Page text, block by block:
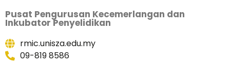
Pusat Pengurusan Kecemerlangan dan
Inkubator Penyelidikan
rmic.unisza.edu.my
09-819 8586